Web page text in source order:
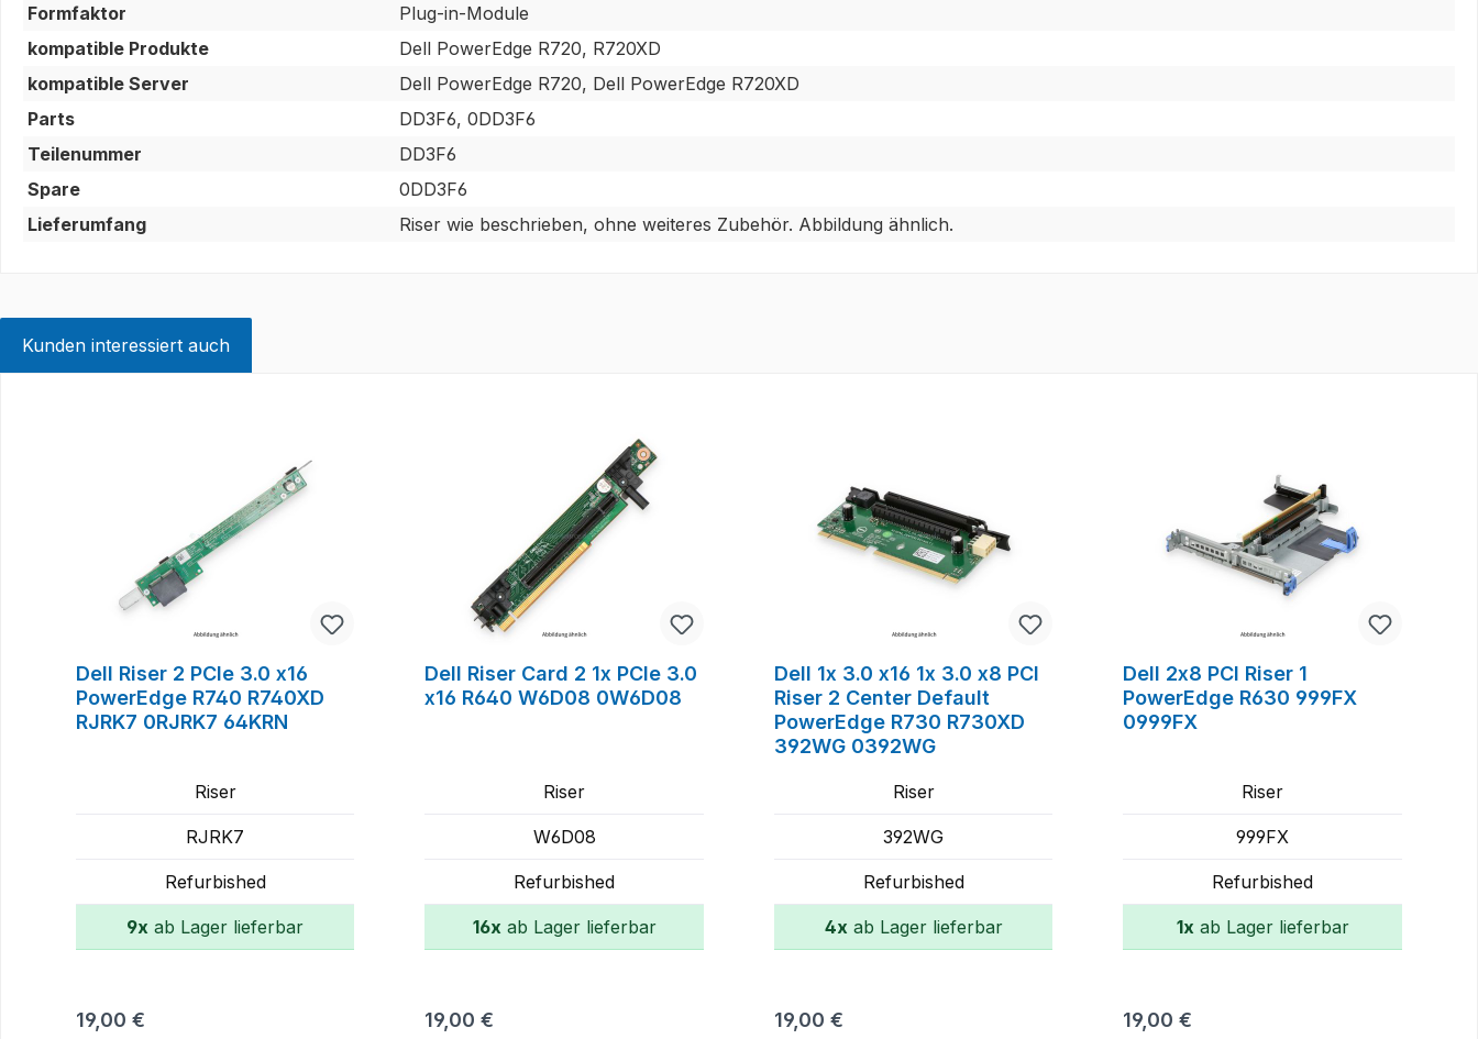
Formfaktor
Plug-in-Module
kompatible Produkte
Dell PowerEdge R720, R720XD
kompatible Server
Dell PowerEdge R720, Dell PowerEdge R720XD
Parts
DD3F6, 0DD3F6
Teilenummer
DD3F6
Spare
0DD3F6
Lieferumfang
Riser wie beschrieben, ohne weiteres Zubehör. Abbildung ähnlich.
Kunden interessiert auch
Dell Riser 2 PCIe 3.0 x16
PowerEdge R740 R740XD
RJRK7 0RJRK7 64KRN
Riser
RJRK7
Refurbished
9x ab Lager lieferbar
Regulärer Preis:
19,00 €
Dell Riser Card 2 1x PCIe 3.0
x16 R640 W6D08 0W6D08
Riser
W6D08
Refurbished
16x ab Lager lieferbar
Regulärer Preis:
19,00 €
Dell 1x 3.0 x16 1x 3.0 x8 PCI
Riser 2 Center Default
PowerEdge R730 R730XD
392WG 0392WG
Riser
392WG
Refurbished
4x ab Lager lieferbar
Regulärer Preis:
19,00 €
Dell 2x8 PCI Riser 1
PowerEdge R630 999FX
0999FX
Riser
999FX
Refurbished
1x ab Lager lieferbar
Regulärer Preis:
19,00 €